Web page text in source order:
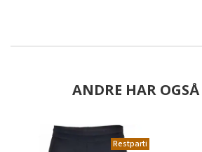
ANDRE HAR
Restparti